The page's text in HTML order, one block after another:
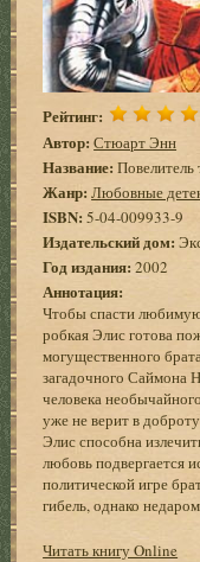
Рейтинг:
Автор: Стюарт Энн
Название:
Жанр: Любовные
ISBN:5-04-009933-9
Издательский дом:
Год издания: 2002
Аннотация:
Чтобы спасти
робкая Элис готова
могущественного
загадочного Саймона
человека
уже не верит в
Элис способна
любовь подвергается
политической игре
гибель, однако
Читать книгу Online